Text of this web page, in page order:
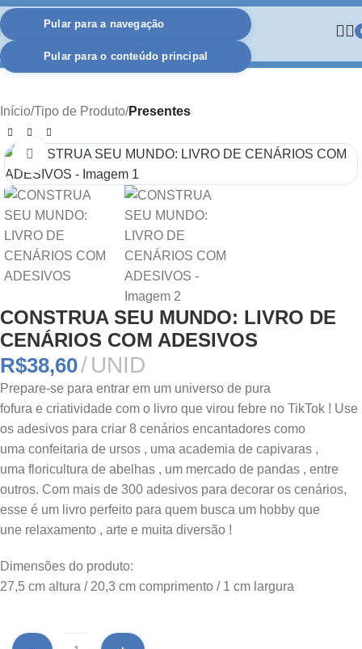
Pular para a navegação
Pular para o conteúdo principal
Início Tipo de Produto Presentes
Clique para ampliar
CONSTRUA SEU MUNDO: LIVRO DE
CENÁRIOS COM ADESIVOS
R$38,60 UNID
Prepare‑se para entrar em um universo de pura
fofura e criatividade com o livro que virou febre no TikTok ! Use
os adesivos para criar 8 cenários encantadores como
uma confeitaria de ursos , uma academia de capivaras ,
uma floricultura de abelhas , um mercado de pandas , entre
outros. Com mais de 300 adesivos para decorar os cenários,
esse é um livro perfeito para quem busca um hobby que
une relaxamento , arte e muita diversão !
Dimensões do produto:
27,5 cm altura / 20,3 cm comprimento / 1 cm largura